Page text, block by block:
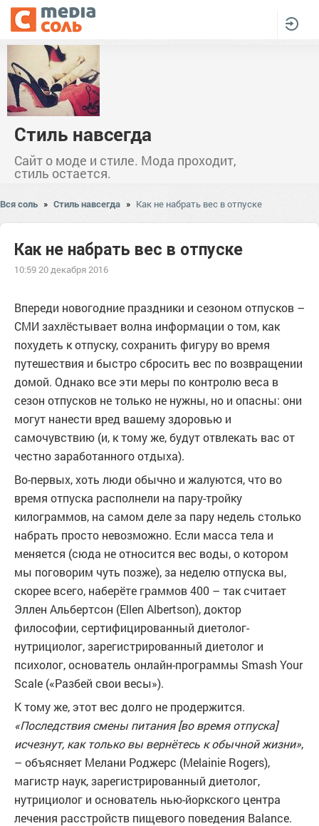
Стиль навсегда
Сайт о моде и стиле. Мода проходит,
стиль остается.
Вся соль » Стиль навсегда » Как не набрать вес в отпуске
Как не набрать вес в отпуске
10:59 20 декабря 2016
Впереди новогодние праздники и сезоном отпусков –
СМИ захлёстывает волна информации о том, как
похудеть к отпуску, сохранить фигуру во время
путешествия и быстро сбросить вес по возвращении
домой. Однако все эти меры по контролю веса в
сезон отпусков не только не нужны, но и опасны: они
могут нанести вред вашему здоровью и
самочувствию (и, к тому же, будут отвлекать вас от
честно заработанного отдыха).
Во-первых, хоть люди обычно и жалуются, что во
время отпуска располнели на пару-тройку
килограммов, на самом деле за пару недель столько
набрать просто невозможно. Если масса тела и
меняется (сюда не относится вес воды, о котором
мы поговорим чуть позже), за неделю отпуска вы,
скорее всего, наберёте граммов 400 – так считает
Эллен Альбертсон (Ellen Albertson), доктор
философии, сертифицированный диетолог-
нутрициолог, зарегистрированный диетолог и
психолог, основатель онлайн-программы Smash Your
Scale («Разбей свои весы»).
К тому же, этот вес долго не продержится.
«Последствия смены питания [во время отпуска]
исчезнут, как только вы вернётесь к обычной жизни»,
– объясняет Мелани Роджерс (Melainie Rogers),
магистр наук, зарегистрированный диетолог,
нутрициолог и основатель нью-йоркского центра
лечения расстройств пищевого поведения Balance.